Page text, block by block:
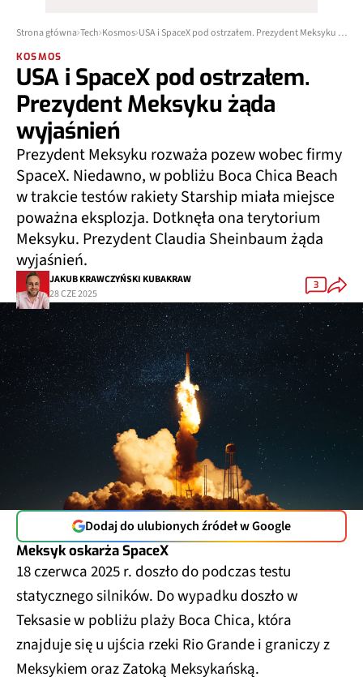
Strona główna Tech Kosmos USA i SpaceX pod ostrzałem. Prezydent Meksyku żąda wyjaśnień
KOSMOS
USA i SpaceX pod ostrzałem.
Prezydent Meksyku żąda
wyjaśnień
Prezydent Meksyku rozważa pozew wobec firmy
SpaceX. Niedawno, w pobliżu Boca Chica Beach
w trakcie testów rakiety Starship miała miejsce
poważna eksplozja. Dotknęła ona terytorium
Meksyku. Prezydent Claudia Sheinbaum żąda
wyjaśnień.
JAKUB KRAWCZYŃSKI KUBAKRAW
28 CZE 2025
3
Dodaj do ulubionych źródeł w Google
Meksyk oskarża SpaceX
18 czerwca 2025 r. doszło do podczas testu
statycznego silników. Do wypadku doszło w
Teksasie w pobliżu plaży Boca Chica, która
znajduje się u ujścia rzeki Rio Grande i graniczy z
Meksykiem oraz Zatoką Meksykańską.